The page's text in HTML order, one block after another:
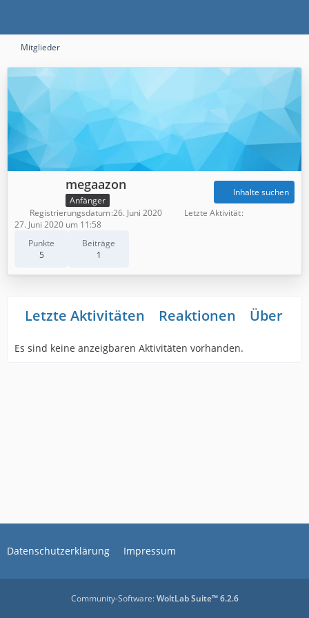
Mitglieder
megaazon
Anfänger
Punkte
5
Beiträge
1
Inhalte suchen
Registrierungsdatum 26. Juni 2020
Letzte Aktivität
27. Juni 2020 um 11:58
Letzte Aktivitäten Reaktionen Über
Es sind keine anzeigbaren Aktivitäten vorhanden.
Datenschutzerklärung Impressum
Community-Software:WoltLab Suite™ 6.2.6